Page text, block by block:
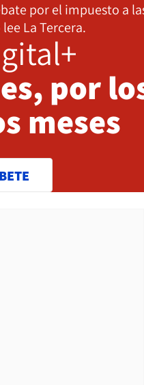
por el impuesto a
La Tercera.
por
meses